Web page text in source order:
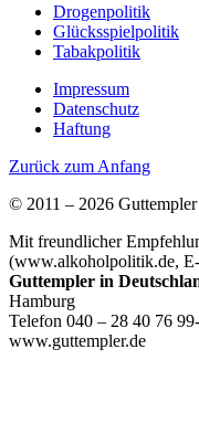
Drogenpolitik
Glücksspielpolitik
Tabakpolitik
Impressum
Datenschutz
Haftung
Zurück zum Anfang
© 2011 – 2026
Mit freundlicher
(www.alkoholpolitik.de,
Guttempler in
Hamburg
Telefon 040 – 28 40 76
www.guttempler.de